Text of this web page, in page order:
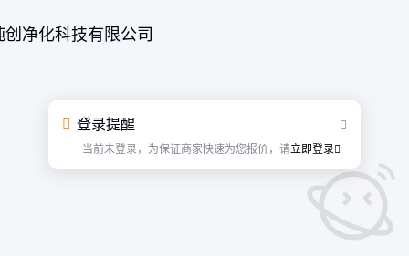
创净化科技有限公司
登录提醒
当前未登录，为保证商家快速为您报价，请立即登录